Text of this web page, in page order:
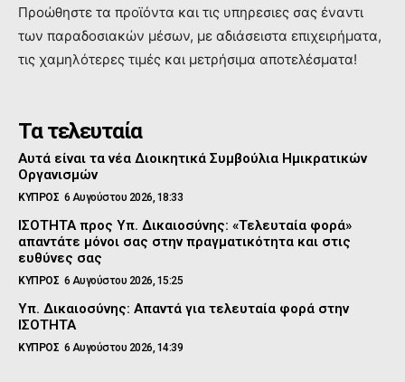
Προώθηστε τα προϊόντα και τις υπηρεσιες σας έναντι
των παραδοσιακών μέσων, με αδιάσειστα επιχειρήματα,
τις χαμηλότερες τιμές και μετρήσιμα αποτελέσματα!
Τα τελευταία
Αυτά είναι τα νέα Διοικητικά Συμβούλια Ημικρατικών
Οργανισμών
ΚΥΠΡΟΣ 6 Αυγούστου 2026, 18:33
ΙΣΟΤΗΤΑ προς Υπ. Δικαιοσύνης: «Τελευταία φορά»
απαντάτε μόνοι σας στην πραγματικότητα και στις
ευθύνες σας
ΚΥΠΡΟΣ 6 Αυγούστου 2026, 15:25
Υπ. Δικαιοσύνης: Απαντά για τελευταία φορά στην
ΙΣΟΤΗΤΑ
ΚΥΠΡΟΣ 6 Αυγούστου 2026, 14:39